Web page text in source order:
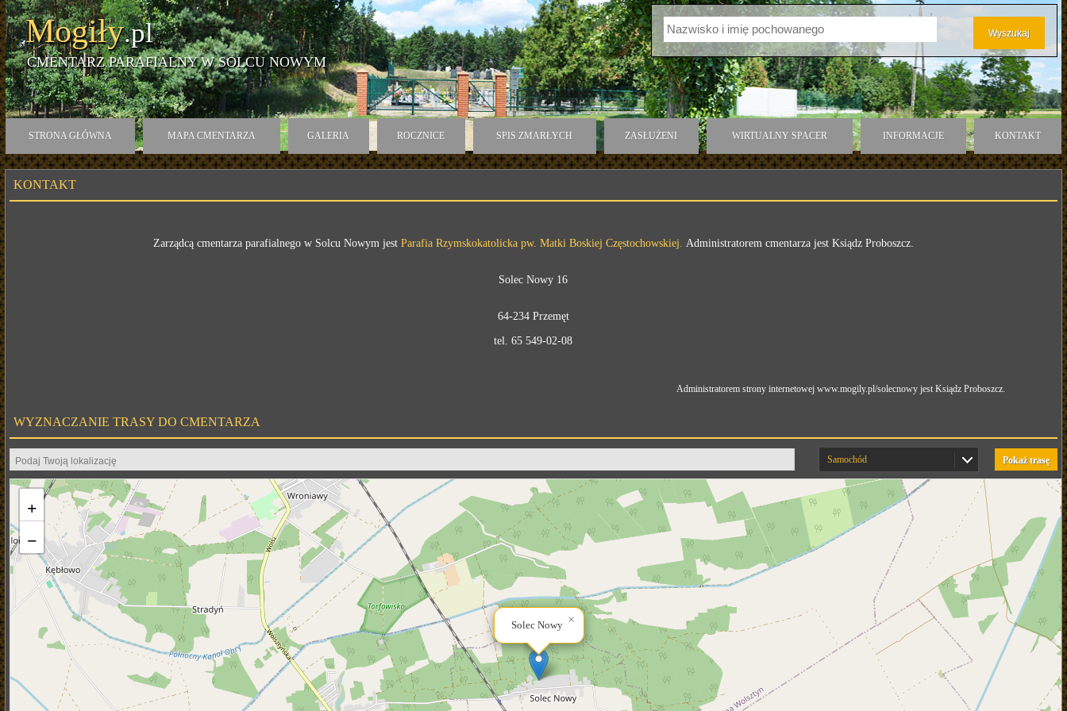
Mogiły.pl
CMENTARZ PARAFIALNY W SOLCU NOWYM
STRONA GŁÓWNA MAPA CMENTARZA GALERIA ROCZNICE SPIS ZMARŁYCH ZASŁUŻENI WIRTUALNY SPACER INFORMACJE KONTAKT
KONTAKT
Zarządcą cmentarza parafialnego w Solcu Nowym jest Parafia Rzymskokatolicka pw. Matki Boskiej Częstochowskiej. Administratorem cmentarza jest Ksiądz Proboszcz.
Solec Nowy 16
64-234 Przemęt
tel. 65 549-02-08
Administratorem strony internetowej www.mogily.pl/solecnowy jest Ksiądz Proboszcz.
WYZNACZANIE TRASY DO CMENTARZA
Pokaż trasę
Samochód
Solec Nowy ×
+
−